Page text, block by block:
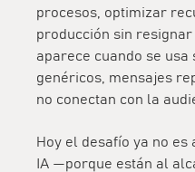
procesos, optimizar
producción sin
aparece cuando se
genéricos, mensajes
no conectan con la
Hoy el desafío ya no
IA —porque están al